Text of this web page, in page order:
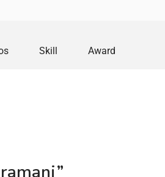
Skill Award